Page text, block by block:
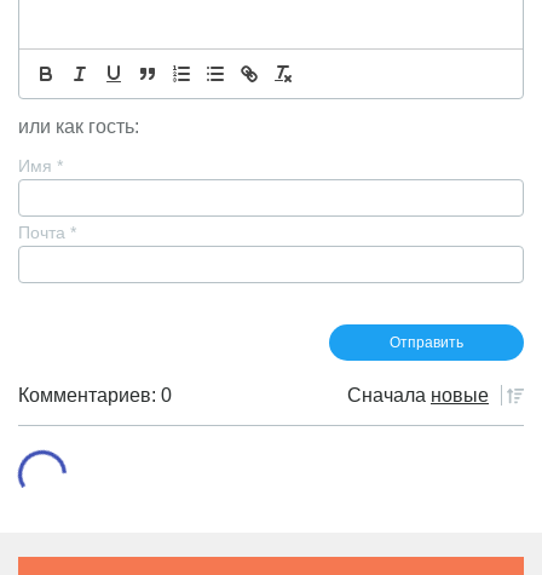
или как гость:
Имя *
Почта *
Комментариев: 0 Сначала новые